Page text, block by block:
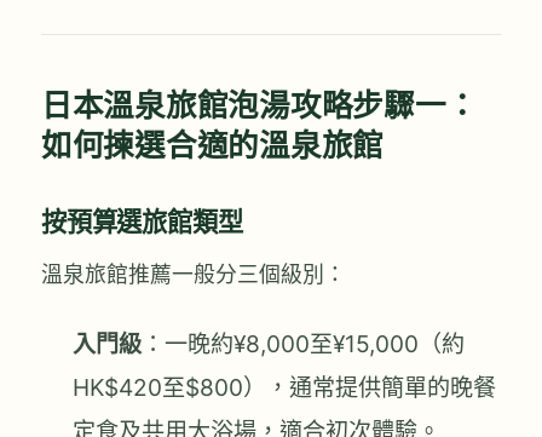
日本溫泉旅館泡湯攻略步驟一：
如何揀選合適的溫泉旅館
按預算選旅館類型
溫泉旅館推薦一般分三個級別：
入門級：一晚約¥8,000至¥15,000（約
HK$420至$800），通常提供簡單的晚餐